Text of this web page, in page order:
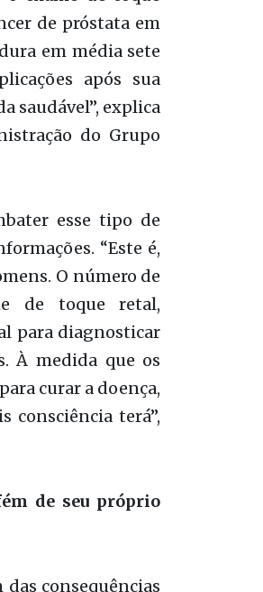
do Grupo
esse tipo de
“Este é,
O número de
para diagnosticar
À medida que os
curar a doença,
consciência terá”,
de seu próprio
tese, deveriam
Ainda que
de seu próprio